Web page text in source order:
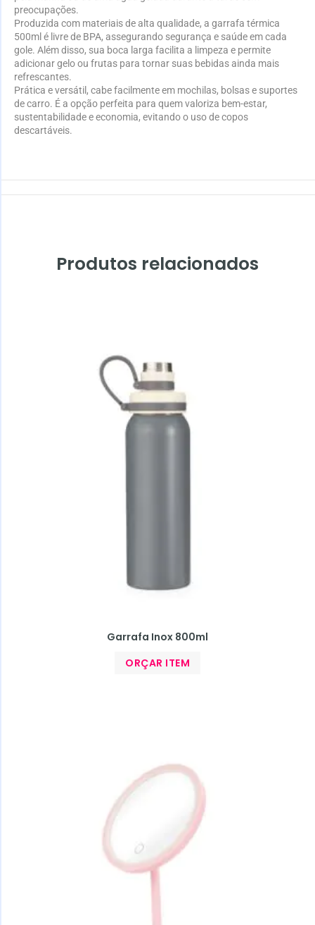
preocupações.
Produzida com materiais de alta qualidade, a garrafa térmica
500ml é livre de BPA, assegurando segurança e saúde em cada
gole. Além disso, sua boca larga facilita a limpeza e permite
adicionar gelo ou frutas para tornar suas bebidas ainda mais
refrescantes.
Prática e versátil, cabe facilmente em mochilas, bolsas e suportes
de carro. É a opção perfeita para quem valoriza bem-estar,
sustentabilidade e economia, evitando o uso de copos
descartáveis.
Produtos relacionados
Garrafa Inox 800ml
ORÇAR ITEM